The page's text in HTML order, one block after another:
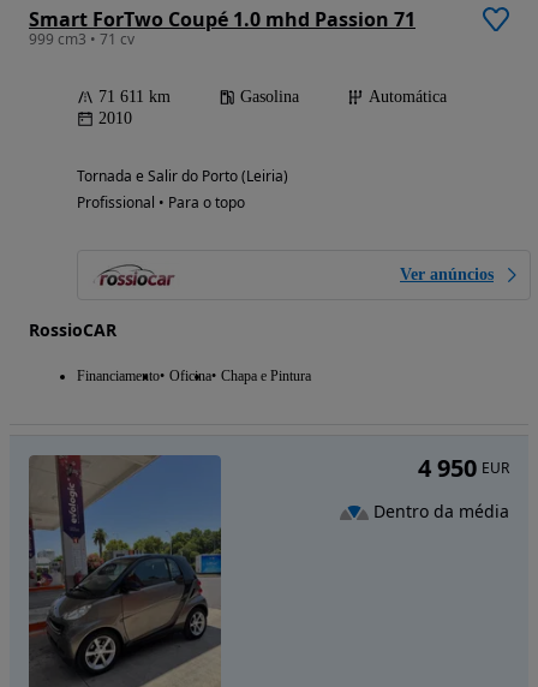
Smart ForTwo Coupé 1.0 mhd Passion 71
999 cm3 • 71 cv
71 611 km Gasolina
Automática
2010
Tornada e Salir do Porto (Leiria)
Profissional • Para o topo
Ver anúncios
RossioCAR
Financiamento Oficina Chapa e Pintura
4 950 EUR
Dentro da média